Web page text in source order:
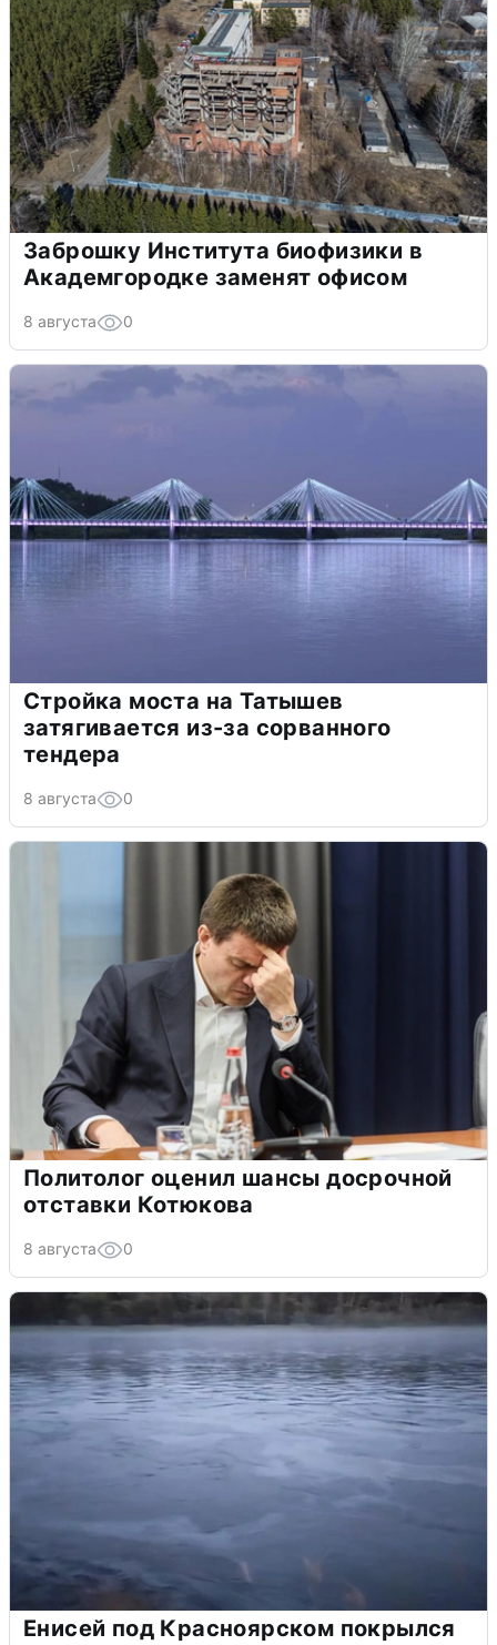
Заброшку Института биофизики в
Академгородке заменят офисом
8 августа 0
Стройка моста на Татышев
затягивается из-за сорванного
тендера
8 августа 0
Политолог оценил шансы досрочной
отставки Котюкова
8 августа 0
Енисей под Красноярском покрылся